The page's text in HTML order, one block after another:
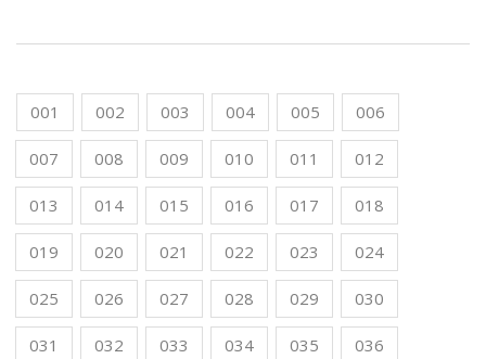
001 002 003 004 005 006
007 008 009 010 011 012
013 014 015 016 017 018
019 020 021 022 023 024
025 026 027 028 029 030
031 032 033 034 035 036